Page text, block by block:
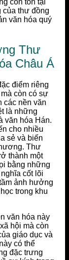
còn tồn tại
của thư đồng
văn hóa quý
Thư
Châu Á
điểm riêng
còn có sự
các nền văn
là những
văn hóa Hán.
cho nhiều
sẻ và biến
Thư
thành một
bằng những
cốt lõi
ảnh hưởng
trong khu
văn hóa này
hội mà còn
giáo dục và
có thể
đặc trưng